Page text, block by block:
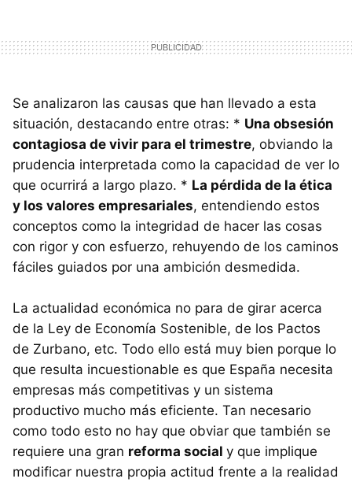
Se analizaron las causas que han llevado a esta
situación, destacando entre otras: * Una obsesión
contagiosa de vivir para el trimestre, obviando la
prudencia interpretada como la capacidad de ver lo
que ocurrirá a largo plazo. * La pérdida de la ética
y los valores empresariales, entendiendo estos
conceptos como la integridad de hacer las cosas
con rigor y con esfuerzo, rehuyendo de los caminos
fáciles guiados por una ambición desmedida.
La actualidad económica no para de girar acerca
de la Ley de Economía Sostenible, de los Pactos
de Zurbano, etc. Todo ello está muy bien porque lo
que resulta incuestionable es que España necesita
empresas más competitivas y un sistema
productivo mucho más eficiente. Tan necesario
como todo esto no hay que obviar que también se
requiere una gran reforma social y que implique
modificar nuestra propia actitud frente a la realidad